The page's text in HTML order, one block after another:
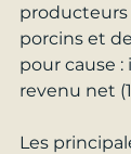
producteurs
porcins et
pour cause
revenu net
Les